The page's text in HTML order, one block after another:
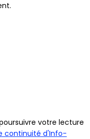
votre lecture
continuité d'Info-